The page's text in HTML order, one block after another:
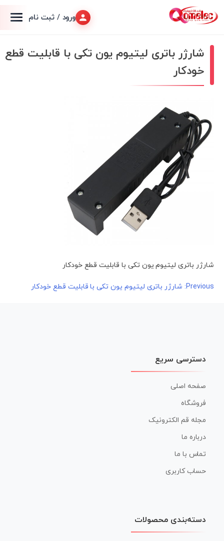
ورود / ثبت نام
شارژر باتری لیتیوم یون تکی با قابلیت قطع
خودکار
شارژر باتری لیتیوم یون تکی با قابلیت قطع خودکار
راهبری
Previous: شارژر باتری لیتیوم یون تکی با قابلیت قطع خودکار
دسترسی سریع
صفحه اصلی
فروشگاه
مجله قم الکترونیک
درباره ما
تماس با ما
حساب کاربری
دسته‌بندی محصولات